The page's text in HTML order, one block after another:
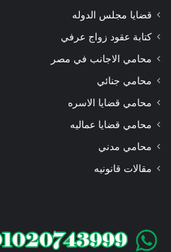
قضايا مجلس الدوله
كتابة عقود زواج عرفي
محامي الاجانب في مصر
محامي جنائي
محامي قضايا الاسره
محامي قضايا عماليه
محامي مدني
مقالات قانونيه